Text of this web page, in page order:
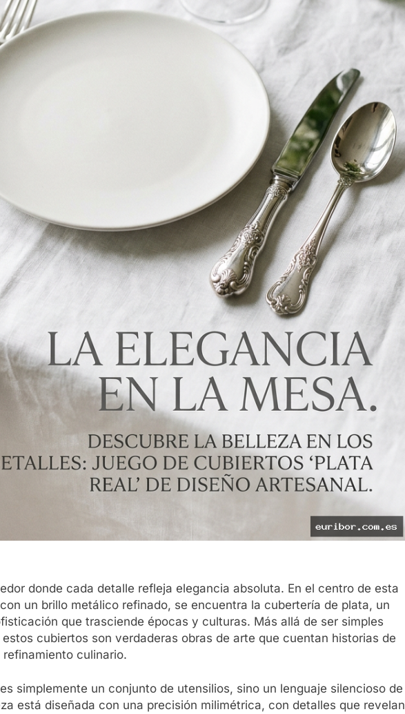
donde cada detalle refleja elegancia absoluta. En el centro de esta
un brillo metálico refinado, se encuentra la cubertería de plata, un
que trasciende épocas y culturas. Más allá de ser simples
cubiertos son verdaderas obras de arte que cuentan historias de
culinario.
simplemente un conjunto de utensilios, sino un lenguaje silencioso de
está diseñada con una precisión milimétrica, con detalles que revelan